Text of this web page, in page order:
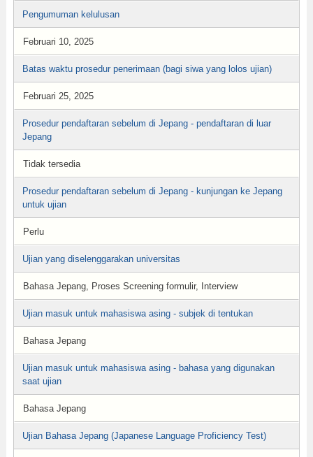
Pengumuman kelulusan
Februari 10, 2025
Batas waktu prosedur penerimaan (bagi siwa yang lolos ujian)
Februari 25, 2025
Prosedur pendaftaran sebelum di Jepang - pendaftaran di luar
Jepang
Tidak tersedia
Prosedur pendaftaran sebelum di Jepang - kunjungan ke Jepang
untuk ujian
Perlu
Ujian yang diselenggarakan universitas
Bahasa Jepang, Proses Screening formulir, Interview
Ujian masuk untuk mahasiswa asing - subjek di tentukan
Bahasa Jepang
Ujian masuk untuk mahasiswa asing - bahasa yang digunakan
saat ujian
Bahasa Jepang
Ujian Bahasa Jepang (Japanese Language Proficiency Test)